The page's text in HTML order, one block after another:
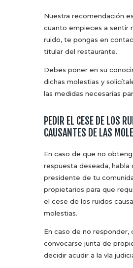
Nuestra recomendación
cuanto empieces a sentir
ruido, te pongas en
titular del restaurante.
Debes poner en su
dichas molestias y
las medidas necesarias
PEDIR EL CESE DE LOS
CAUSANTES DE LAS
En caso de que no
respuesta deseada, habla
presidente de tu
propietarios para que
el cese de los ruidos
molestias.
En caso de no responder,
convocarse junta de
decidir acudir a la vía